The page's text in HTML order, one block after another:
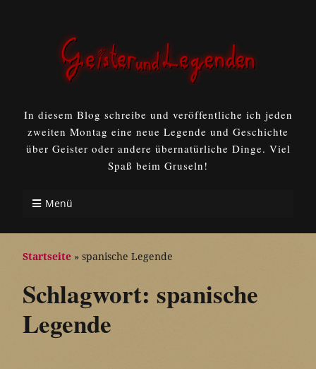
In diesem Blog schreibe und veröffentliche ich jeden
zweiten Montag eine neue Legende und Geschichte
über Geister oder andere übernatürliche Dinge. Viel
Spaß beim Gruseln!
Menü
Startseite » spanische Legende
Schlagwort: spanische
Legende